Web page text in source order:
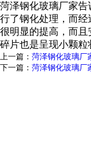
菏泽钢化玻璃厂家
行了钢化处理，而
很明显的提高，而
碎片也是呈现小颗粒
上一篇： 菏泽钢化玻璃厂
下一篇： 菏泽钢化玻璃厂